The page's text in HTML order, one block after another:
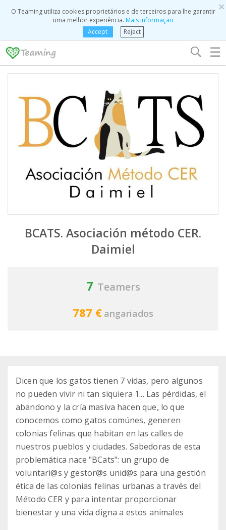
×
O Teaming utiliza cookies proprietários e de terceiros para lhe garantir
uma melhor experiência. Mais informação
Accept
Reject
☰
BCATS. Asociación método CER.
Daimiel
7 Teamers
787 € angariados
Dicen que los gatos tienen 7 vidas, pero algunos
no pueden vivir ni tan siquiera 1... Las pérdidas, el
abandono y la cría masiva hacen que, lo que
conocemos como gatos comúnes, generen
colonias felinas que habitan en las calles de
nuestros pueblos y ciudades. Sabedoras de esta
problemática nace "BCats": un grupo de
voluntari@s y gestor@s unid@s para una gestión
ética de las colonias felinas urbanas a través del
Método CER y para intentar proporcionar
bienestar y una vida digna a estos animales